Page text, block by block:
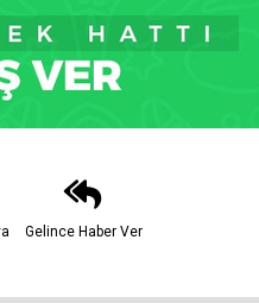
Gelince Haber Ver